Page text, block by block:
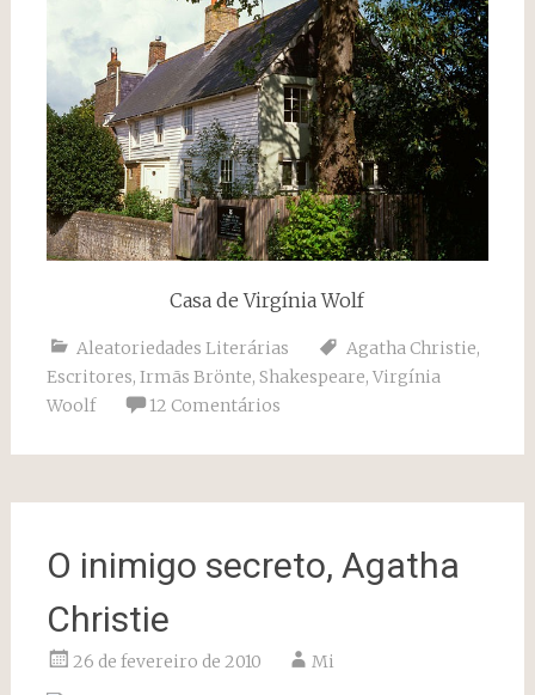
Casa de Virgínia Wolf
Aleatoriedades Literárias Agatha Christie,
Escritores, Irmãs Brönte, Shakespeare, Virgínia
Woolf
12 Comentários
O inimigo secreto, Agatha
Christie
26 de fevereiro de 2010 Mi